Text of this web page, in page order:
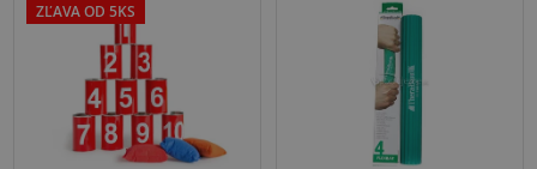
ZĽAVA OD 5KS